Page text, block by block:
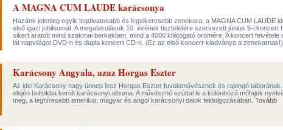
A MAGNA CUM LAUDE karácsonya
Hazánk jelenleg egyik legdivatosabb és legsikeresebb zenekara, a MAGNA CUM LAUDE
első igazi jubileumát. A megalakulásuk 10. évének tiszteletére szervezett június 5-i koncert
sikert aratott mind szakmai berkekben, mind a 4000 kilátogató örömére. A koncert felvétele
lát napvilágot DVD-n és dupla koncert CD-n. (Ez az első koncert-kiadványa a zenekarnak!)
Karácsony Angyala, azaz Horgas Eszter
Az idei Karácsony nagy ünnep lesz Horgas Eszter fuvolaművésznek és rajongó
elején boltokba került karácsonyi albuma. A művésznő ezúttal is a különböző műfajok
meg, a leghíresebb amerikai, magyar és angol karácsonyi dalok feldolgozásában. Tovább